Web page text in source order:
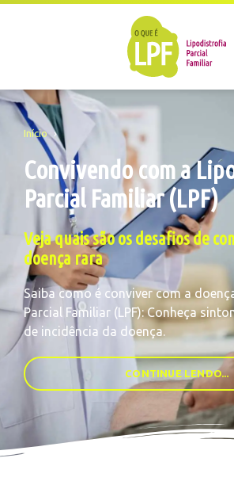
Início ›
Convivendo com a
Parcial Familiar (LPF)
Veja quais são os desafios de
doença rara
Saiba como é conviver com a
Parcial Familiar (LPF): Conheça
de incidência da doença.
CONTINUE LENDO...